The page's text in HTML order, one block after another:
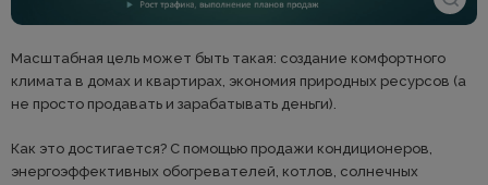
Масштабная цель может быть такая: создание комфортного
климата в домах и квартирах, экономия природных ресурсов (а
не просто продавать и зарабатывать деньги).
Как это достигается? С помощью продажи кондиционеров,
энергоэффективных обогревателей, котлов, солнечных